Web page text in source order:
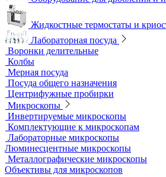
Водоподготовка
Аквадистилляторы
Бидистилляторы
Деионизаторы
Системы отчистки воды
Гомогенизаторы
Диспергаторы
Дробильно-мельничное оборудование
Грохоты и рассевы
Лабораторные сита
Мельницы лабораторные
Оборудование для дробления и
Жидкостные термостаты и